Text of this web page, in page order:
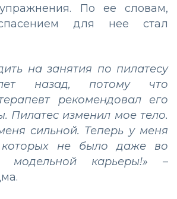
По ее словам,
для нее стал
на занятия по пилатесу
назад, потому что
рекомендовал его
Пилатес изменил мое тело.
сильной. Теперь у меня
не было даже во
карьеры!» –